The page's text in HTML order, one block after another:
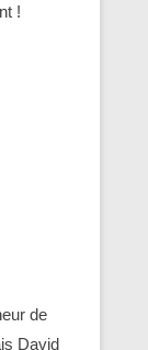
!
de
David